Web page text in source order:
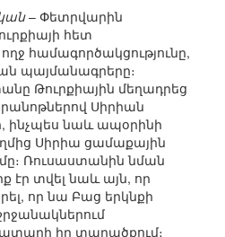
– Փետրվարին
հետ
համագործակցությունը,
պայմանագրերը։
Թուրքիային մեղադրեց
Սիրիան
ինչպես նաև ապօրինի
Սիրիա ցամաքային
Ռուսաստանին նման
էր տվել նաև այն, որ
որ նա Բաց երկնքի
իր տարածքում։